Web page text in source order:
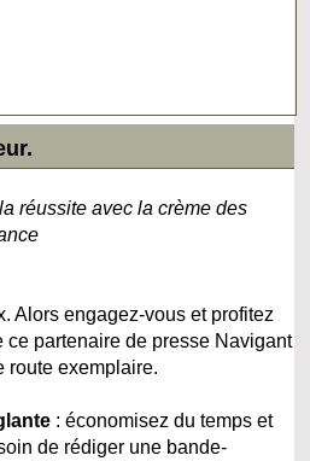
réussite avec la crème des
Alors engagez-vous et profitez
ce partenaire de presse Navigant
route exemplaire.
: économisez du temps et
de rédiger une bande-